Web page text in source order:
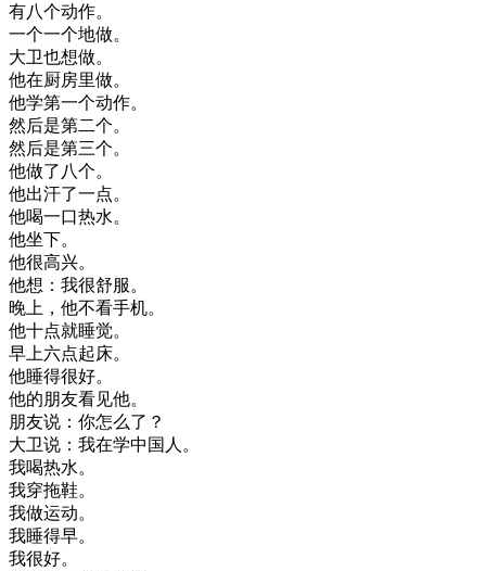
有八个动作。
一个一个地做。
大卫也想做。
他在厨房里做。
他学第一个动作。
然后是第二个。
然后是第三个。
他做了 八个。
他出汗了一点。
他喝一口热水。
他坐下。
他很高兴。
他想 ： 我很舒服。
晚上 ， 他不看手机。
他十点就睡觉。
早上六点起床。
他睡得很好。
他的朋友看见他。
朋友说 ： 你怎么了 ？
大卫说 ： 我在学中国人。
我喝热水。
我穿拖鞋。
我做运动。
我睡得早。
我很好。